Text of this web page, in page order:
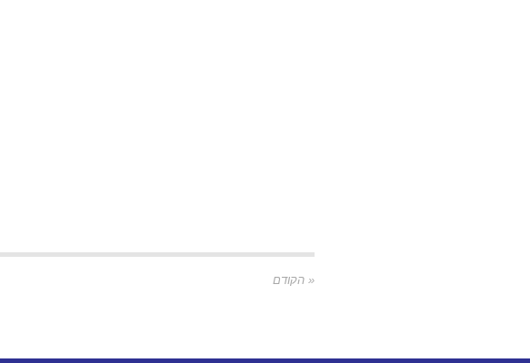
« הקודם